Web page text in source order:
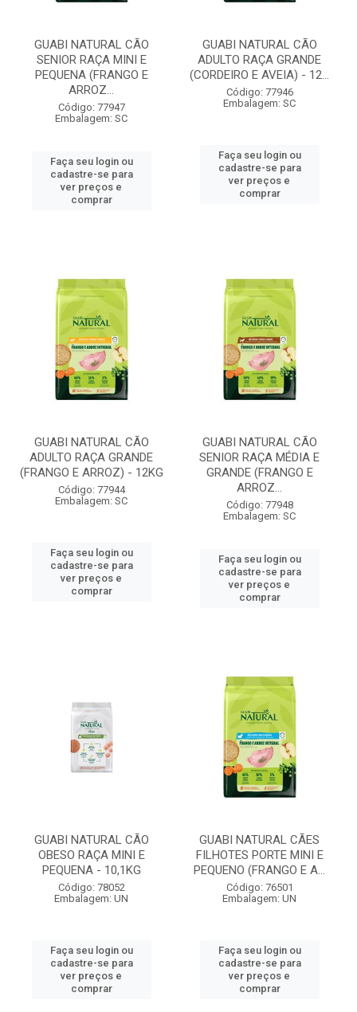
GUABI NATURAL CÃO
SENIOR RAÇA MINI E
PEQUENA (FRANGO E
ARROZ...
Código: 77947
Embalagem: SC
Faça seu login ou
cadastre-se para
ver preços e
comprar
GUABI NATURAL CÃO
ADULTO RAÇA GRANDE
(CORDEIRO E AVEIA) - 12...
Código: 77946
Embalagem: SC
Faça seu login ou
cadastre-se para
ver preços e
comprar
GUABI NATURAL CÃO
ADULTO RAÇA GRANDE
(FRANGO E ARROZ) - 12KG
Código: 77944
Embalagem: SC
Faça seu login ou
cadastre-se para
ver preços e
comprar
GUABI NATURAL CÃO
SENIOR RAÇA MÉDIA E
GRANDE (FRANGO E
ARROZ...
Código: 77948
Embalagem: SC
Faça seu login ou
cadastre-se para
ver preços e
comprar
GUABI NATURAL CÃO
OBESO RAÇA MINI E
PEQUENA - 10,1KG
Código: 78052
Embalagem: UN
Faça seu login ou
cadastre-se para
ver preços e
comprar
GUABI NATURAL CÃES
FILHOTES PORTE MINI E
PEQUENO (FRANGO E A...
Código: 76501
Embalagem: UN
Faça seu login ou
cadastre-se para
ver preços e
comprar